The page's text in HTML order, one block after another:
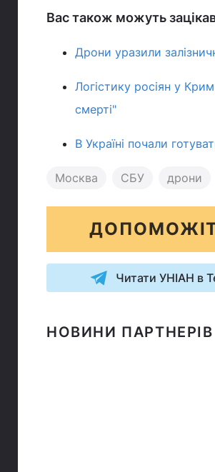
Вас також можуть
Дрони уразили
Логістику росіян у
смерті"
В Україні почали
Москва СБУ дрони
Читати УНІАН в
НОВИНИ ПАРТНЕРІВ